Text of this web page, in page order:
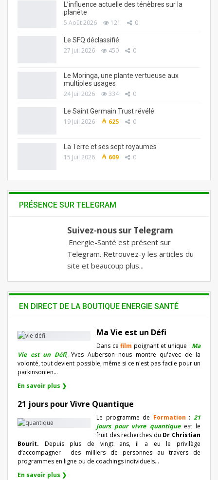
L’influence actuelle des ténèbres sur la
planète
5 Août 2026 121 0
Le SFQ déclassifié
27 Juil 2026 450 0
Le Moringa, une plante vertueuse aux
multiples usages
24 Juil 2026 334 0
Le Saint Germain Trust révélé
19 Juil 2026 625 0
La Terre et ses sept royaumes
15 Juil 2026 609 0
PRÉSENCE SUR TELEGRAM
Suivez-nous sur Telegram
Energie-Santé est présent sur
Telegram. Retrouvez-y les articles du
site et beaucoup plus...
EN DIRECT DE LA BOUTIQUE ENERGIE SANTÉ
Ma Vie est un Défi
Dans cefilm poignant et unique : Ma
Vie est un Défi, Yves Auberson nous montre qu'avec de la
volonté, tout devient possible, même si ce n'est pas facile pour un
parkinsonien…
En savoir plus ❯
21 jours pour Vivre Quantique
Le programme de Formation :21
jours pour vivre quantiqueest le
fruit des recherches du Dr Christian
Bourit. Depuis plus de vingt ans, il a eu le privilège
d’accompagner
des milliers de personnes au travers de
programmes en ligne ou de coachings individuels…
En savoir plus ❯